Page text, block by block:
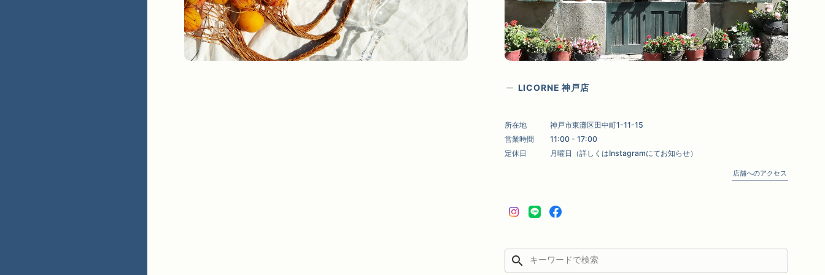
LICORNE 神戸店
所在地
神戸市東灘区田中町1-11-15
営業時間
11:00 - 17:00
定休日
月曜日（詳しくはInstagramにてお知らせ）
店舗へのアクセス
search